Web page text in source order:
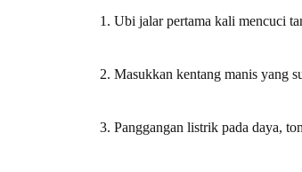
1. Ubi jalar pertama kali mencuci
2. Masukkan kentang manis yang
3. Panggangan listrik pada daya,